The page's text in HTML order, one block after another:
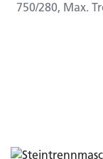
750/280, Max.